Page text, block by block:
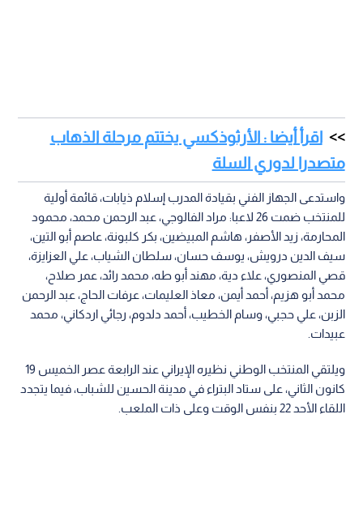
اقرأ أيضا : الأرثوذكسي يختتم مرحلة الذهاب
متصدرا لدوري السلة
واستدعى الجهاز الفني بقيادة المدرب إسلام ذيابات، قائمة أولية
للمنتخب ضمت 26 لاعبا: مراد الفالوجي، عبد الرحمن محمد، محمود
المحارمة، زيد الأصفر، هاشم المبيضين، بكر كلبونة، عاصم أبو التين،
سيف الدين درويش، يوسف حسان، سلطان الشياب، علي العزايزة،
قصي المنصوري، علاء دية، مهند أبو طه، محمد رائد، عمر صلاح،
محمد أبو هزيم، أحمد أيمن، معاذ العليمات، عرفات الحاج، عبد الرحمن
الزبن، علي حجبي، وسام الخطيب، أحمد دلدوم، رجائي اردكاني، محمد
عبيدات.
ويلتقي المنتخب الوطني نظيره الإيراني عند الرابعة عصر الخميس 19
كانون الثاني، على ستاد البتراء في مدينة الحسين للشباب، فيما يتجدد
اللقاء الأحد 22 بنفس الوقت وعلى ذات الملعب.